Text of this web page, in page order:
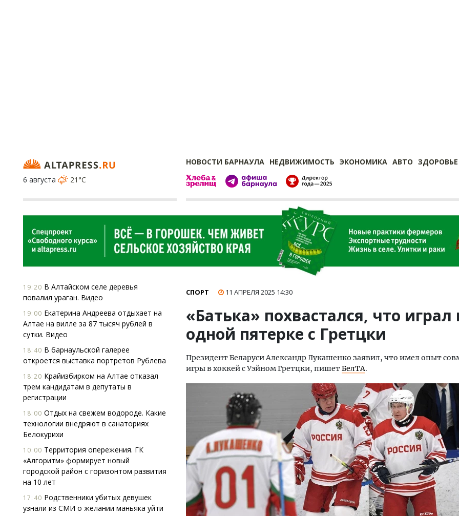
НОВОСТИ БАРНАУЛА НЕДВИЖИМОСТЬ ЭКОНОМИКА АВТО ЗДОРОВЬЕ
6 августа
21°C
19:20 В Алтайском селе деревья
повалил ураган. Видео
19:00 Екатерина Андреева отдыхает на
Алтае на вилле за 87 тысяч рублей в
сутки. Видео
18:40 В барнаульской галерее
откроется выставка портретов Рублева
18:20 Крайизбирком на Алтае отказал
трем кандидатам в депутаты в
регистрации
18:00 Отдых на свежем водороде. Какие
технологии внедряют в санаториях
Белокурихи
10:00 Территория опережения. ГК
«Алгоритм» формирует новый
городской район с горизонтом развития
на 10 лет
17:40 Родственники убитых девушек
узнали из СМИ о желании маньяка уйти
СПОРТ 11 АПРЕЛЯ 2025 14:30
«Батька» похвастался, что играл
одной пятерке с Гретцки
Президент Беларуси Александр Лукашенко заявил, что имел опыт
игры в хоккей с Уэйном Гретцки, пишетБелТА.